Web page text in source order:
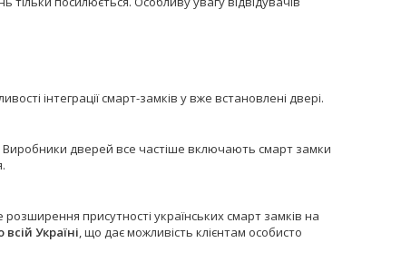
інтеграції смарт-замків у вже встановлені двері.
Виробники дверей все частіше включають смарт замки
присутності українських смарт замків на
Україні , що дає можливість клієнтам особисто